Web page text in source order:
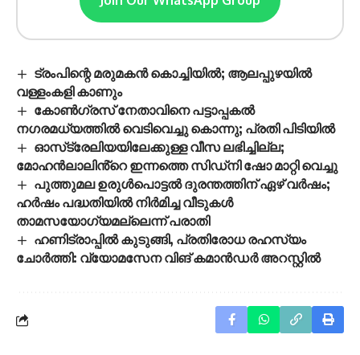
ട്രംപിന്റെ മരുമകൻ കൊച്ചിയിൽ; ആലപ്പുഴയിൽ
വള്ളംകളി കാണും
കോണ്‍ഗ്രസ് നേതാവിനെ പട്ടാപ്പകല്‍
നഗരമധ്യത്തില്‍ വെടിവെച്ചു കൊന്നു; പ്രതി പിടിയില്‍
ഓസ്‌ട്രേലിയയിലേക്കുള്ള വീസ ലഭിച്ചില്ല;
മോഹൻലാലിൻ്റെ ഇന്നത്തെ സിഡ്നി ഷോ മാറ്റി വെച്ചു
പുത്തുമല ഉരുള്‍പൊട്ടല്‍ ദുരന്തത്തിന് ഏഴ് വര്‍ഷം;
ഹര്‍ഷം പദ്ധതിയില്‍ നിര്‍മിച്ച വീടുകള്‍
താമസയോഗ്യമല്ലെന്ന് പരാതി
ഹണിട്രാപ്പിൽ കുടുങ്ങി, പ്രതിരോധ രഹസ്യം
ചോർത്തി: വ്യോമസേന വിങ് കമാൻഡർ അറസ്റ്റിൽ